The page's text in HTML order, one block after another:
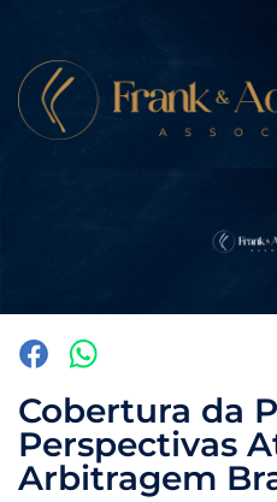
Cobertura da
Perspectivas
Arbitragem